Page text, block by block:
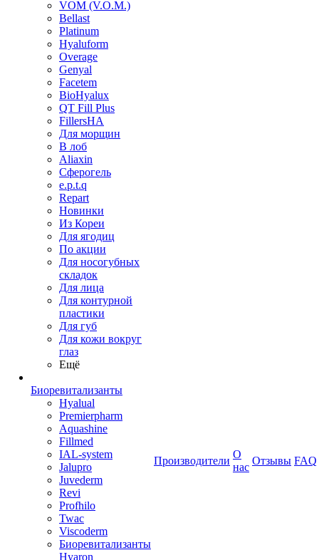
VOM (V.O.M.)
Bellast
Platinum
Hyaluform
Overage
Genyal
Facetem
BioHyalux
QT Fill Plus
FillersHA
Для морщин
В лоб
Aliaxin
Сферогель
e.p.t.q
Repart
Новинки
Из Кореи
Для ягодиц
По акции
Для носогубных
складок
Для лица
Для контурной
пластики
Для губ
Для кожи вокруг
глаз
Ещё
Биоревитализанты
Hyalual
Premierpharm
Aquashine
Fillmed
IAL-system
Jalupro
Juvederm
Revi
Profhilo
Twac
Viscoderm
Биоревитализанты
Hyaron
Производители
О
нас
Отзывы FAQ